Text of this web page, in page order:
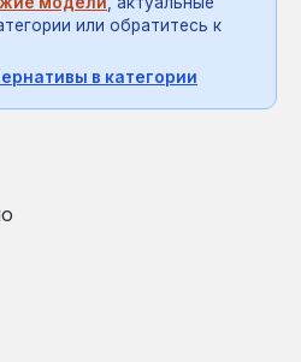
или обратитесь к
в категории